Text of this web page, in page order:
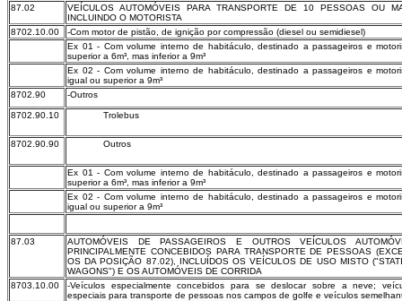
87.02
VEÍCULOS AUTOMÓVEIS PARA TRANSPORTE DE 10 PESSOAS OU
INCLUINDO O MOTORISTA
8702.10.00
-Com motor de pistão, de ignição por compressão (diesel ou semidiesel)
Ex 01 - Com volume interno de habitáculo, destinado a passageiros e
superior a 6m³, mas inferior a 9m³
Ex 02 - Com volume interno de habitáculo, destinado a passageiros e
igual ou superior a 9m³
8702.90
-Outros
8702.90.10 Trolebus
8702.90.90 Outros
Ex 01 - Com volume interno de habitáculo, destinado a passageiros e
superior a 6m³, mas inferior a 9m³
Ex 02 - Com volume interno de habitáculo, destinado a passageiros e
igual ou superior a 9m³
87.03
AUTOMÓVEIS DE PASSAGEIROS E OUTROS VEÍCULOS
PRINCIPALMENTE CONCEBIDOS PARA TRANSPORTE DE PESSOAS
OS DA POSIÇÃO 87.02), INCLUÍDOS OS VEÍCULOS DE USO MISTO
WAGONS") E OS AUTOMÓVEIS DE CORRIDA
8703.10.00
-Veículos especialmente concebidos para se deslocar sobre a neve;
especiais para transporte de pessoas nos campos de golfe e veículos